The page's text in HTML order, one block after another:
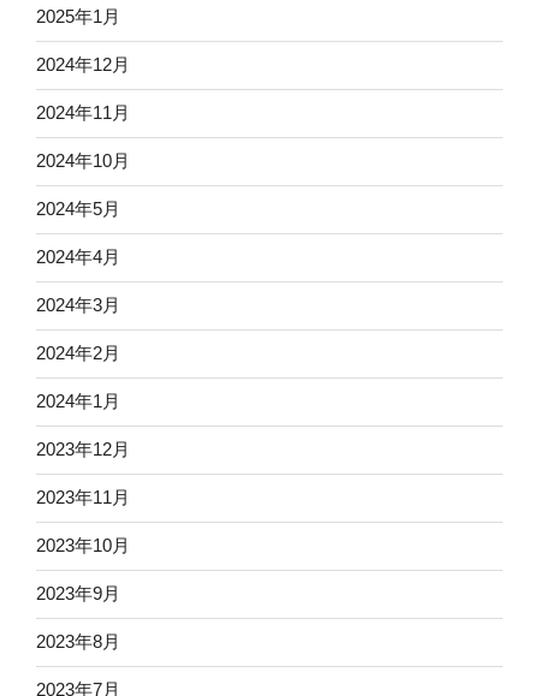
2025年1月
2024年12月
2024年11月
2024年10月
2024年5月
2024年4月
2024年3月
2024年2月
2024年1月
2023年12月
2023年11月
2023年10月
2023年9月
2023年8月
2023年7月